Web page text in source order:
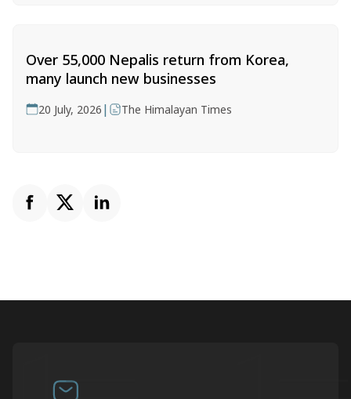
Over 55,000 Nepalis return from Korea,
many launch new businesses
20 July, 2026 | The Himalayan Times